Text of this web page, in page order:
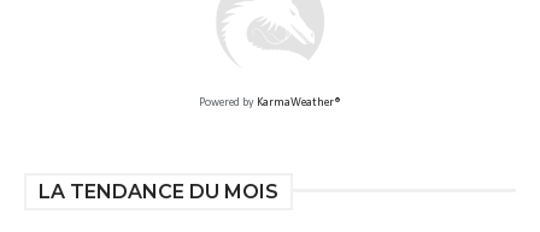
Powered by KarmaWeather®
LA TENDANCE DU MOIS